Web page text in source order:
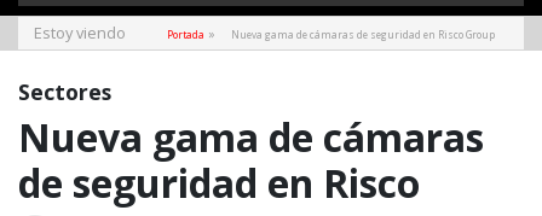
Estoy viendo Portada » Nueva gama de cámaras de seguridad en Risco Group
Sectores
Nueva gama de cámaras
de seguridad en Risco